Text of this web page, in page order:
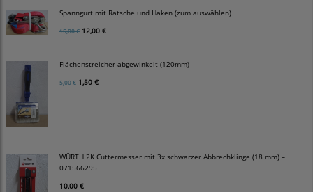
Spanngurt mit Ratsche und Haken (zum auswählen)
15,00 € 12,00 €
Flächenstreicher abgewinkelt (120mm)
5,00 € 1,50 €
WÜRTH 2K Cuttermesser mit 3x schwarzer Abbrechklinge (18 mm) –
071566295
10,00 €